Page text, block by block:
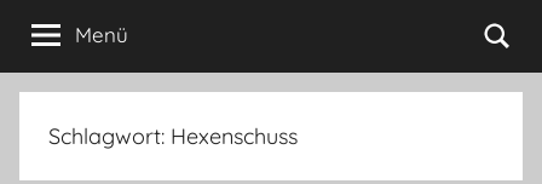
Menü
Schlagwort: Hexenschuss